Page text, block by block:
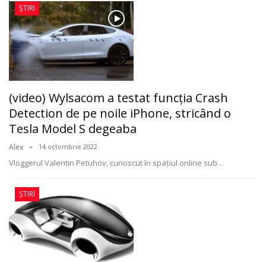
ȘTIRI
(video) Wylsacom a testat funcţia Crash
Detection de pe noile iPhone, stricând o
Tesla Model S degeaba
Alex 14 octombrie 2022
Vloggerul Valentin Petuhov, cunoscut în spaţiul online sub…
ȘTIRI